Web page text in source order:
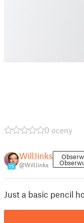
0 oceny
15
WillJinks
@WillJinks
Just a basic pencil